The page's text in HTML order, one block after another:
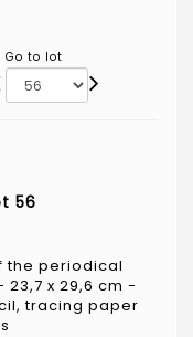
Go to lot
56
the periodical
23,7 x 29,6 cm -
tracing paper